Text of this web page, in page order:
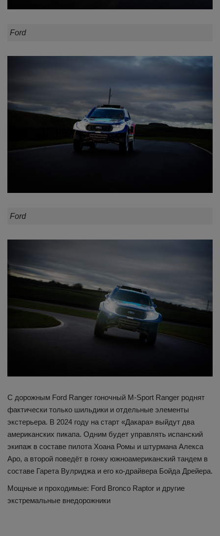
Ford
Ford
С дорожным Ford Ranger гоночный M-Sport Ranger роднят
фактически только шильдики и отдельные элементы
экстерьера. В 2024 году на старт «Дакара» выйдут два
американских пикапа. Одним будет управлять испанский
экипаж в составе пилота Хоана Ромы и штурмана Алекса
Аро, а второй поведёт в гонку южноамериканский тандем в
составе Гарета Вулриджа и его ко-драйвера Бойда Дрейера.
Мощные и проходимые: Ford Bronco Raptor и другие
экстремальные внедорожники